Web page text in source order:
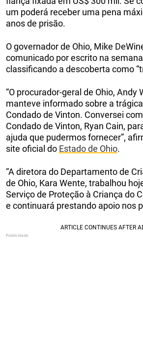
um poderá receber uma pena
anos de prisão.
O governador de Ohio, Mike
comunicado por escrito na
classificando a descoberta como
“O procurador-geral de Ohio, Andy
manteve informado sobre a
Condado de Vinton. Conversei
Condado de Vinton, Ryan Cain,
ajuda que pudermos fornecer”,
site oficial do Estado de Ohio.
“A diretora do Departamento de
de Ohio, Kara Wente, trabalhou
Serviço de Proteção à Criança do
e continuará prestando apoio nos